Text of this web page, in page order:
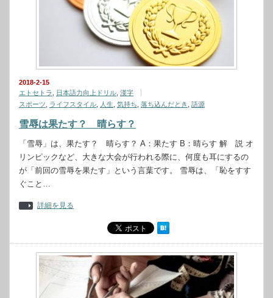
2018-2-15
エトセトラ
日本語力向上ドリル 漢字
スポーツ
ライフスタイル 人生 気持ち 落ち込んだとき 語源
雪辱は果たす？ 晴らす？
「雪辱」は、果たす？ 晴らす？ A：果たす B：晴らす 解 説 オ
リンピックなど、大きな大会が行われる際に、何度も耳にするの
が「前回の雪辱を果たす」という言葉です。 雪辱は、「恥をすす
ぐこと…
詳細を見る